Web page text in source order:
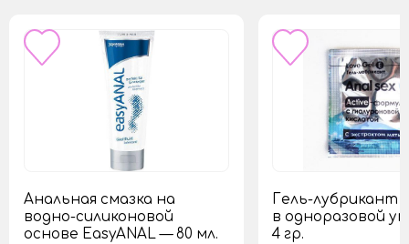
Анальная смазка на
водно-силиконовой
основе EasyANAL — 80 мл.
Гель-лубрикант
в одноразовой
4 гр.